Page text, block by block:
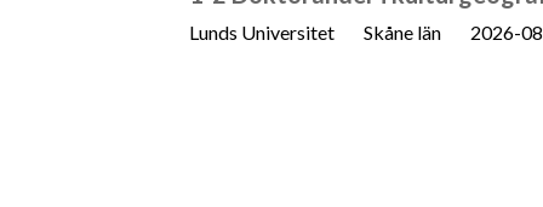
Lunds Universitet Skåne län 2026-